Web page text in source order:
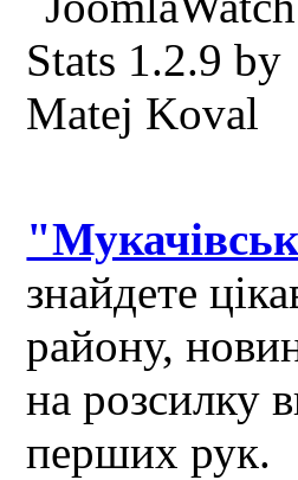
знайдете
району,
на розсилку
перших рук.